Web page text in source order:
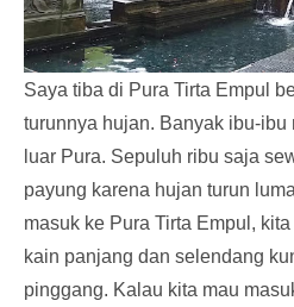
Saya tiba di Pura Tirta Empul
turunnya hujan. Banyak ibu-
luar Pura. Sepuluh ribu saja
payung karena hujan turun
masuk ke Pura Tirta Empul,
kain panjang dan selendang
pinggang. Kalau kita mau